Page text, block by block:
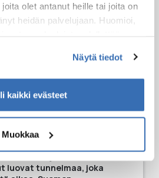
olet antanut heille tai joita on
heidän palvelujaan. Huomioi,
Näytä tiedot
kaikki evästeet
Muokkaa
KIERROS
puutalojen keskellä on kuin
luovat tunnelmaa, joka